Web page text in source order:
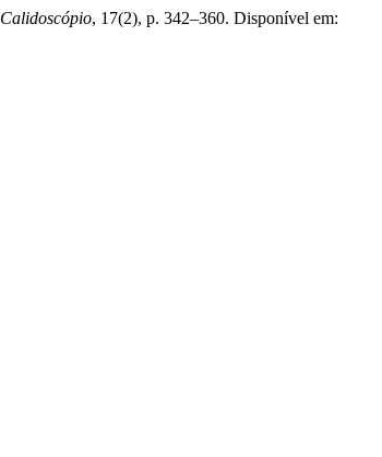
Calidoscópio, 17(2), p. 342–360. Disponível em: